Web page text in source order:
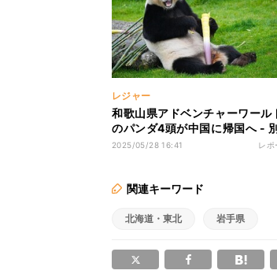
レジャー
和歌山県アドベンチャーワール
のパンダ4頭が中国に帰国へ -
れを惜しみつつ「思わず笑っち
っこりする声も
2025/05/28 16:41 レポ
関連キーワード
北海道・東北 岩手県